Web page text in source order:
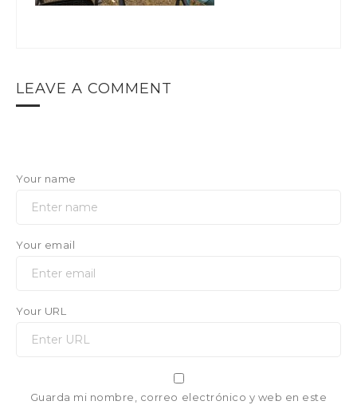
LEAVE A COMMENT
Your name
Your email
Your URL
Guarda mi nombre, correo electrónico y web en este